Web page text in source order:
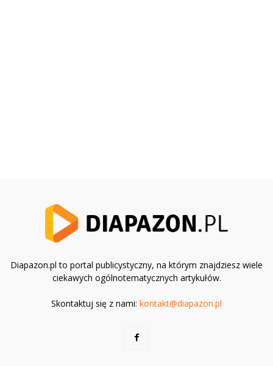
Diapazon.pl to portal publicystyczny, na którym znajdziesz wiele
ciekawych ogólnotematycznych artykułów.
Skontaktuj się z nami: kontakt@diapazon.pl